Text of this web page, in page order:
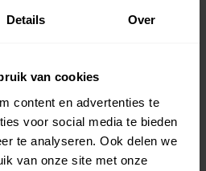
Details Over
van cookies
content en advertenties te
voor social media te bieden
te analyseren. Ook delen we
van onze site met onze